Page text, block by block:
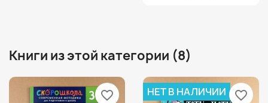
Книги из этой категории (8)
favorite_border НЕТ В НАЛИЧИИ favorite_border